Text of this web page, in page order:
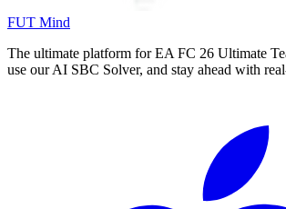
FUT Mind
The ultimate platform for EA FC 26 Ultimate
use our AI SBC Solver, and stay ahead with